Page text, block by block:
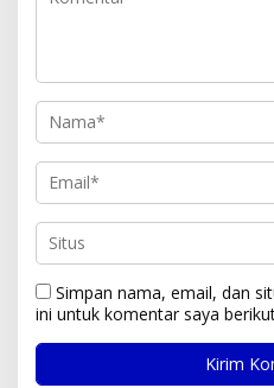
Simpan nama, email, dan
ini untuk komentar saya